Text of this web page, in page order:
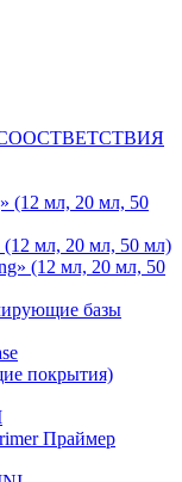
(12 мл, 20 мл, 50
мл, 20 мл, 50 мл)
(12 мл, 20 мл, 50
базы
покрытия)
Праймер